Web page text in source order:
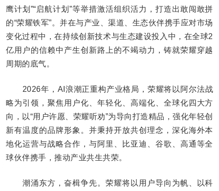
鹰计划”“启航计划”等举措激活组织活力，打造出敢闯敢拼
的“荣耀铁军”。并在与产业、渠道、生态伙伴携手应对市场
变化过程中，在持续创新技术与生态建设投入中，在全球2
亿用户的信赖中产生创新路上的不竭动力，铸就荣耀穿越
周期的底气。
2026年，AI浪潮正重构产业格局，荣耀将以阿尔法战
略为引领，聚焦用户化、年轻化、高端化、全球化四大方
向，以“用户许愿、荣耀听劝”为导向打造精品，强化年轻创
新有温度的品牌形象。并秉持开放共创理念，深化海外本
地化运营与战略合作，与阿里、比亚迪、谷歌、高通等全
球伙伴携手，推动产业共生共荣。
潮涌东方，奋楫争先。荣耀将以用户导向为帆、以科